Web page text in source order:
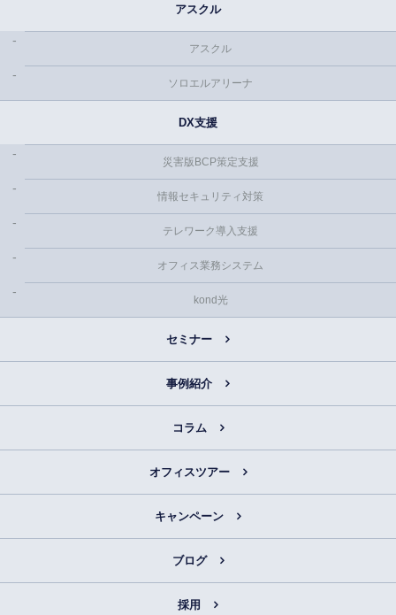
アスクル
アスクル
ソロエルアリーナ
DX支援
災害版BCP策定支援
情報セキュリティ対策
テレワーク導入支援
オフィス業務システム
kond光
セミナー
事例紹介
コラム
オフィスツアー
キャンペーン
ブログ
採用